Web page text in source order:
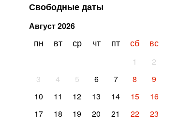
Свободные даты
Август2026
пн вт ср чт пт сб вс
1
2
3
4 5 6 7 8
9
10
11 12 13 14 15
16
17
18 19 20 21 22
23